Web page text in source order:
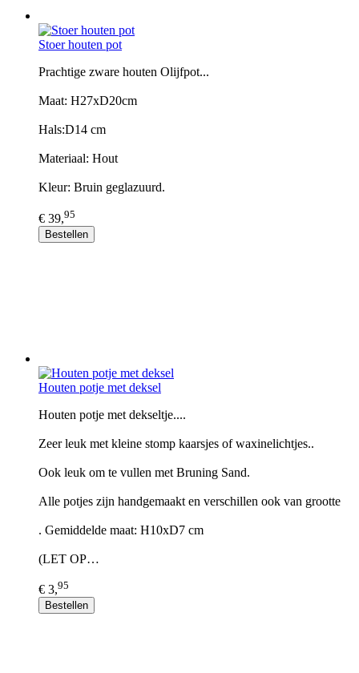
Stoer houten pot
Prachtige zware houten Olijfpot...
Maat: H27xD20cm
Hals:D14 cm
Materiaal: Hout
Kleur: Bruin geglazuurd.
€ 39,95
Bestellen
Houten potje met deksel
Houten potje met dekseltje....
Zeer leuk met kleine stomp kaarsjes of waxinelichtjes..
Ook leuk om te vullen met Bruning Sand.
Alle potjes zijn handgemaakt en verschillen ook van grootte
. Gemiddelde maat: H10xD7 cm
(LET OP…
€ 3,95
Bestellen